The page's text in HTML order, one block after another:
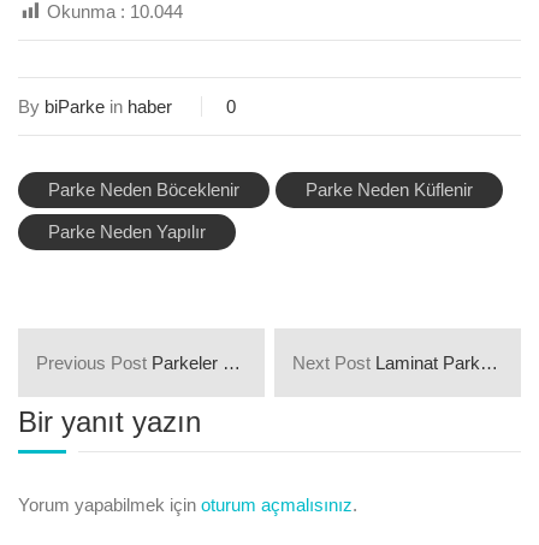
Okunma : 10.044
By biParke in haber 0
Parke Neden Böceklenir Parke Neden Küflenir
Parke Neden Yapılır
Previous Post Parkeler Neden Ses Çıkarır, Terler ve Kayar? Next Post Laminat Parke Satın Alırken ve Aldıktan Sonra Nelere Dikkat Edilmeli?
Bir yanıt yazın
Yorum yapabilmek için oturum açmalısınız.